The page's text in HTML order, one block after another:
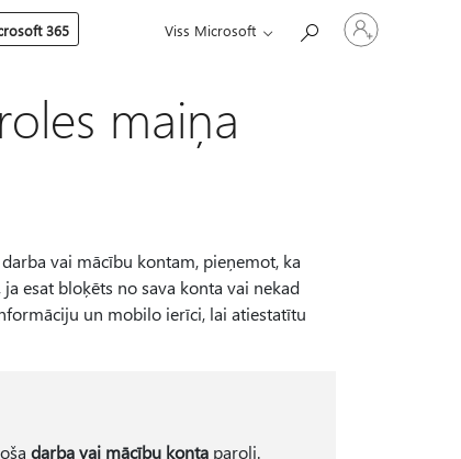
365 Viss Microsoft
Pierakstieties
savā
kontā
maiņa
vai mācību kontam, pieņemot, ka
esat bloķēts no sava konta vai nekad
un mobilo ierīci, lai atiestatītu
darba vai mācību konta paroli.